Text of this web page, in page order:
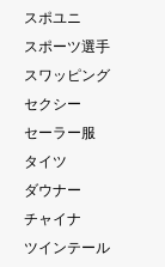
スポユニ
スポーツ選手
スワッピング
セクシー
セーラー服
タイツ
ダウナー
チャイナ
ツインテール